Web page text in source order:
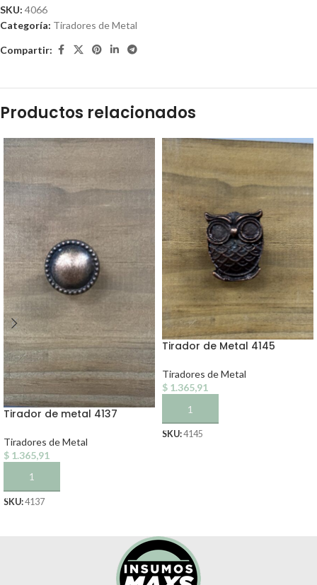
SKU: 4066
Categoría: Tiradores de Metal
Compartir:
Productos relacionados
Tirador de metal 4137
Tiradores de Metal
$ 1.365,91
AÑADIR AL CARRITO
SKU:4137
Tirador de Metal 4145
Tiradores de Metal
$ 1.365,91
AÑADIR AL CARRITO
SKU:4145